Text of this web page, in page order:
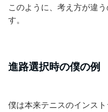
このように、考え方が違
す。
進路選択時の僕の例
僕は本来テニスのインス